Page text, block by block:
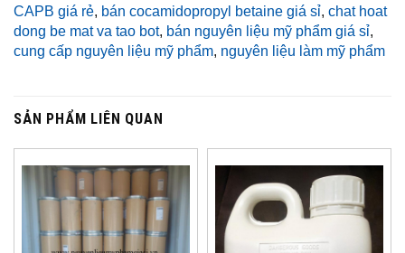
CAPB giá rẻ, bán cocamidopropyl betaine giá sỉ, chat hoat
dong be mat va tao bot, bán nguyên liệu mỹ phẩm giá sỉ,
cung cấp nguyên liệu mỹ phẩm, nguyên liệu làm mỹ phẩm
SẢN PHẨM LIÊN QUAN